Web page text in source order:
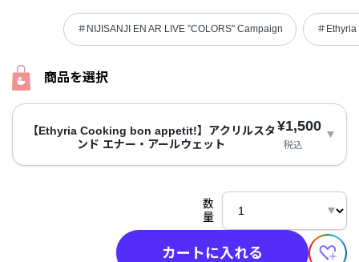
＃NIJISANJI EN AR LIVE ”COLORS" Campaign ＃
商品を選択
【Ethyria Cooking bon appetit!】アクリルスタ
ンド エナー・アールウェット
¥1,500
税込
数
量
カートに入れる